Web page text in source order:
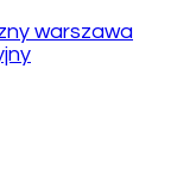
warszawa